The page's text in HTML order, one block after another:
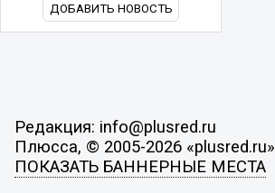
ДОБАВИТЬ НОВОСТЬ
Редакция: info@plusred.ru
Плюсса, © 2005-2026 «plusred.ru»
ПОКАЗАТЬ БАННЕРНЫЕ МЕСТА